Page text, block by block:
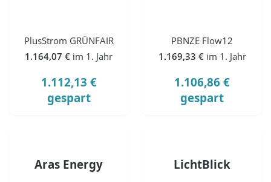
PlusStrom GRÜNFAIR
1.164,07 € im 1. Jahr
1.112,13 €
gespart
PBNZE Flow12
1.169,33 € im 1. Jahr
1.106,86 €
gespart
Aras Energy LichtBlick